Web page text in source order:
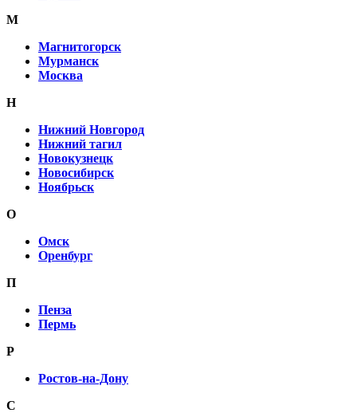
М
Магнитогорск
Мурманск
Москва
Н
Нижний Новгород
Нижний тагил
Новокузнецк
Новосибирск
Ноябрьск
О
Омск
Оренбург
П
Пенза
Пермь
Р
Ростов-на-Дону
С